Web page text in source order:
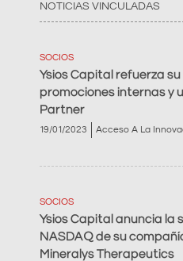
NOTICIAS VINCULADAS
SOCIOS
Ysios Capital refuerza
promociones internas y
Partner
19/01/2023 Acceso A La
SOCIOS
Ysios Capital anuncia la
NASDAQ de su
Mineralys Therapeutics